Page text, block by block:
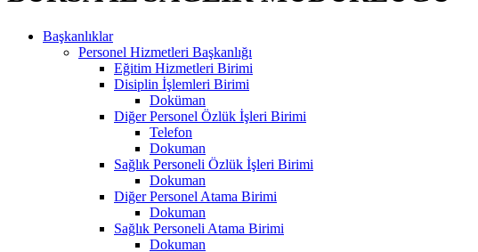
Başkanlıklar
Personel Hizmetleri Başkanlığı
Eğitim Hizmetleri Birimi
Disiplin İşlemleri Birimi
Doküman
Diğer Personel Özlük İşleri Birimi
Telefon
Dokuman
Sağlık Personeli Özlük İşleri Birimi
Dokuman
Diğer Personel Atama Birimi
Dokuman
Sağlık Personeli Atama Birimi
Dokuman